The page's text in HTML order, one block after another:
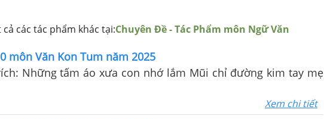
các tác phẩm khác tại:Chuyên Đề - Tác Phẩm môn Ngữ Văn
môn Văn Kon Tum năm 2025
Những tấm áo xưa con nhớ lắm Mũi chỉ đường kim tay mẹ
Xem chi tiết